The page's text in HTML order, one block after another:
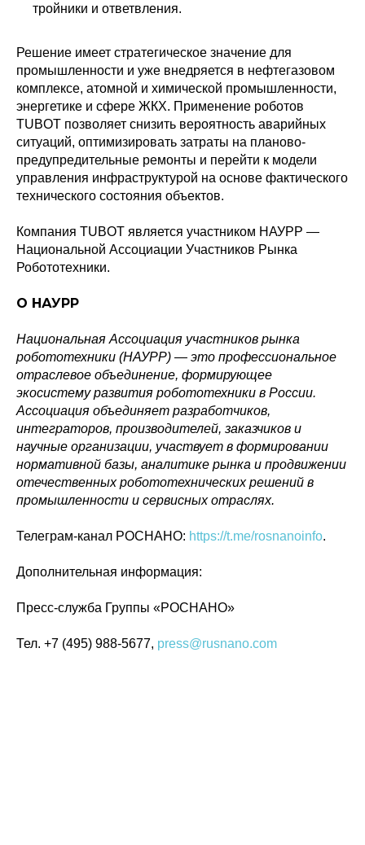
тройники и ответвления.
Решение имеет стратегическое значение для
промышленности и уже внедряется в нефтегазовом
комплексе, атомной и химической промышленности,
энергетике и сфере ЖКХ. Применение роботов
TUBOT позволяет снизить вероятность аварийных
ситуаций, оптимизировать затраты на планово-
предупредительные ремонты и перейти к модели
управления инфраструктурой на основе фактического
технического состояния объектов.
Компания TUBOT является участником НАУРР —
Национальной Ассоциации Участников Рынка
Робототехники.
О НАУРР
Национальная Ассоциация участников рынка
робототехники (НАУРР) — это профессиональное
отраслевое объединение, формирующее
экосистему развития робототехники в России.
Ассоциация объединяет разработчиков,
интеграторов, производителей, заказчиков и
научные организации, участвует в формировании
нормативной базы, аналитике рынка и продвижении
отечественных робототехнических решений в
промышленности и сервисных отраслях.
Телеграм-канал РОСНАНО: https://t.me/rosnanoinfo.
Дополнительная информация:
Пресс-служба Группы «РОСНАНО»
Тел. +7 (495) 988-5677, press@rusnano.com
© 2015-2026 НАУРР. Все права защищены. При использовании материалов
ссылка на ROBOTUNION.RU — обязательна